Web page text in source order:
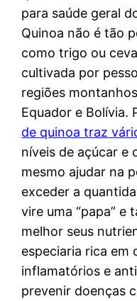
para saúde geral
Quinoa não é tão
como trigo ou
cultivada por
regiões
Equador e Bolívia.
de quinoa traz
níveis de açúcar e
mesmo ajudar na
exceder a
vire uma “papa” e
melhor seus
especiaria rica em
inflamatórios e
prevenir doenças